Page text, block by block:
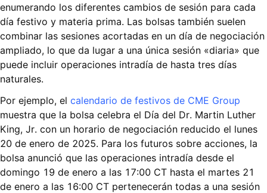
enumerando los diferentes cambios de sesión para cada
día festivo y materia prima. Las bolsas también suelen
combinar las sesiones acortadas en un día de negociación
ampliado, lo que da lugar a una única sesión «diaria» que
puede incluir operaciones intradía de hasta tres días
naturales.
Por ejemplo, el calendario de festivos de CME Group
muestra que la bolsa celebra el Día del Dr. Martin Luther
King, Jr. con un horario de negociación reducido el lunes
20 de enero de 2025. Para los futuros sobre acciones, la
bolsa anunció que las operaciones intradía desde el
domingo 19 de enero a las 17:00 CT hasta el martes 21
de enero a las 16:00 CT pertenecerán todas a una sesión